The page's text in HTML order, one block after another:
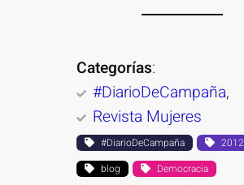
Categorías:
#DiarioDeCampaña
Revista Mujeres
#DiarioDeCampaña
2012
blog
Democracia